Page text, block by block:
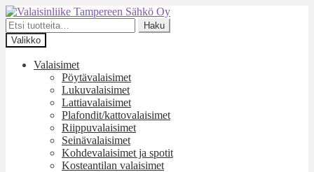
Siirry
navigointiin
Siirry
sisältöön
Etsi:
Haku
Valikko
Valaisimet
Pöytävalaisimet
Lukuvalaisimet
Lattiavalaisimet
Plafondit/kattovalaisimet
Riippuvalaisimet
Seinävalaisimet
Kohdevalaisimet ja spotit
Kosteantilan valaisimet